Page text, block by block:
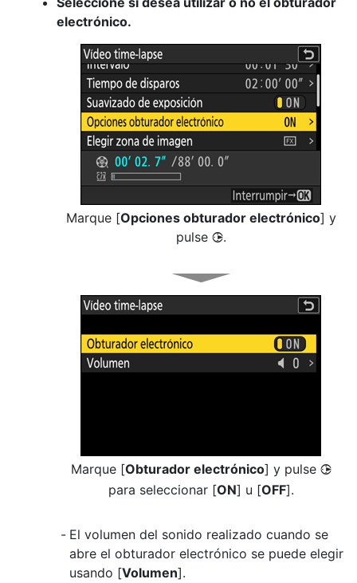
electrónico.
Marque [Opciones obturador electrónico] y
pulse 2.
Marque [Obturador electrónico] y pulse 2
para seleccionar [ON] u [OFF].
El volumen del sonido realizado cuando se
abre el obturador electrónico se puede elegir
usando [Volumen].